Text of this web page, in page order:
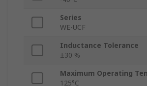
Series
WE-UCF
Inductance Tolerance
±30 %
Maximum Operating
125°C